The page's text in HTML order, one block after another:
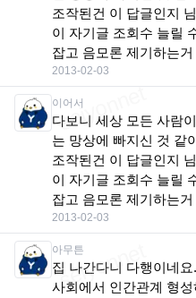
조작된건 이 답글인지
이 자기글 조회수 늘릴
잡고 음모론 제기하는
2013-02-03
이어서
다보니 세상 모든 사람
는 망상에 빠지신 것 같
조작된건 이 답글인지
이 자기글 조회수 늘릴
잡고 음모론 제기하는
2013-02-03
아무튼
집 나간다니 다행이네
사회에서 인간관계 형